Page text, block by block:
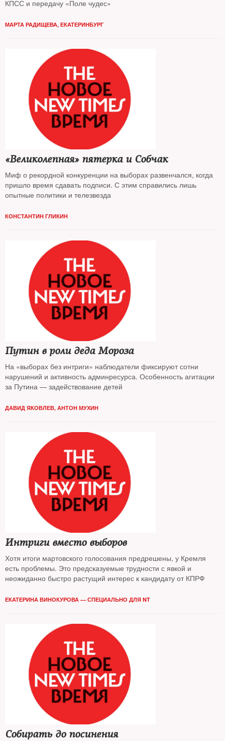
КПСС и передачу «Поле чудес»
МАРТА РАДИЩЕВА, ЕКАТЕРИНБУРГ
«Великолепная» пятерка и Собчак
Миф о рекордной конкуренции на выборах развенчался, когда
пришло время сдавать подписи. С этим справились лишь
опытные политики и телезвезда
КОНСТАНТИН ГЛИКИН
Путин в роли деда Мороза
На «выборах без интриги» наблюдатели фиксируют сотни
нарушений и активность админресурса. Особенность агитации
за Путина — задействование детей
ДАВИД ЯКОВЛЕВ, АНТОН МУХИН
Интриги вместо выборов
Хотя итоги мартовского голосования предрешены, у Кремля
есть проблемы. Это предсказуемые трудности с явкой и
неожиданно быстро растущий интерес к кандидату от КПРФ
ЕКАТЕРИНА ВИНОКУРОВА — СПЕЦИАЛЬНО ДЛЯ NT
Собирать до посинения